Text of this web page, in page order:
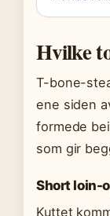
Hvilke
T-bone-
ene siden
formede
som gir
Short loin-
Kuttet